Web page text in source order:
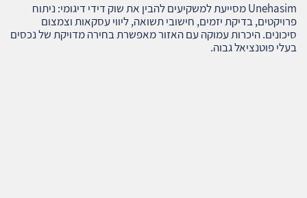
Unehasim מסייעת למשקיעים להבין את שוק דידי דיגומי: ניתוח
פרויקטים, בדיקת יזמים, חישובי תשואה, ליווי עסקאות וצמצום
סיכונים. היכרות עמוקה עם האזור מאפשרת בחירה מדויקת של נכסים
בעלי פוטנציאל גבוה.